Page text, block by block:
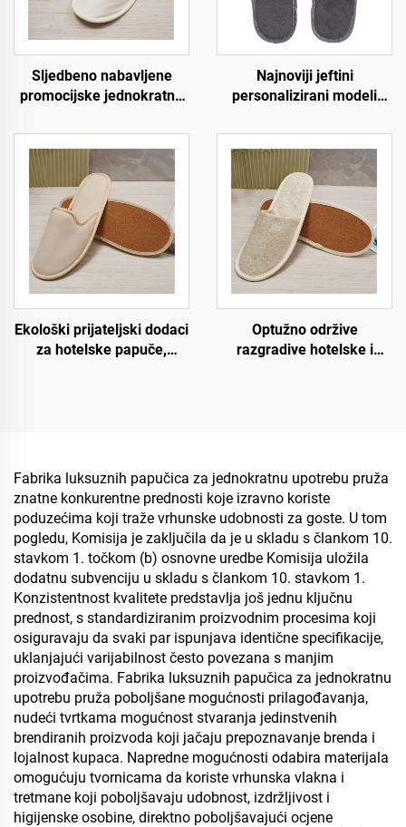
Sljedbeno nabavljene
promocijske jednokratne
papuče za hotele i
zrakoplovstvo za korisnike
hotela
Najnoviji jeftini
personalizirani modeli
zrakoplovstvo,
jednokratne papuče za
muškarce i žene,
sljedbeno nabavljanje
proizvođača
biorazgradivih papuča
Ekološki prijateljski dodaci
za hotelske papuče,
Optužno održive
razgradive hotelske i
Fabrika luksuznih papučica za jednokratnu upotrebu pruža
znatne konkurentne prednosti koje izravno koriste
poduzećima koji traže vrhunske udobnosti za goste. U tom
pogledu, Komisija je zaključila da je u skladu s člankom 10.
stavkom 1. točkom (b) osnovne uredbe Komisija uložila
dodatnu subvenciju u skladu s člankom 10. stavkom 1.
Konzistentnost kvalitete predstavlja još jednu ključnu
prednost, s standardiziranim proizvodnim procesima koji
osiguravaju da svaki par ispunjava identične specifikacije,
uklanjajući varijabilnost često povezana s manjim
proizvođačima. Fabrika luksuznih papučica za jednokratnu
upotrebu pruža poboljšane mogućnosti prilagođavanja,
nudeći tvrtkama mogućnost stvaranja jedinstvenih
brendiranih proizvoda koji jačaju prepoznavanje brenda i
lojalnost kupaca. Napredne mogućnosti odabira materijala
omogućuju tvornicama da koriste vrhunska vlakna i
tretmane koji poboljšavaju udobnost, izdržljivost i
higijenske osobine, direktno poboljšavajući ocjene